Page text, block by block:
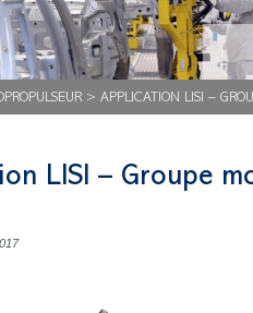
> APPLICATION LISI –
LISI – Groupe